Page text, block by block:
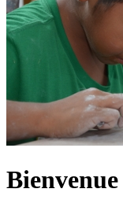
Bienvenue